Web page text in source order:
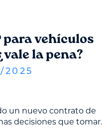
para vehículos
la pena?
/ 2025
un nuevo contrato de
decisiones que tomar.